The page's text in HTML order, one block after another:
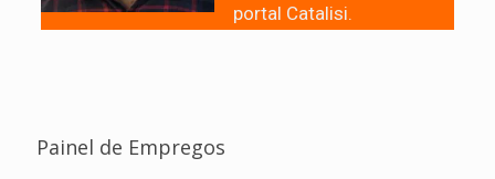
portal Catalisi.
Painel de Empregos